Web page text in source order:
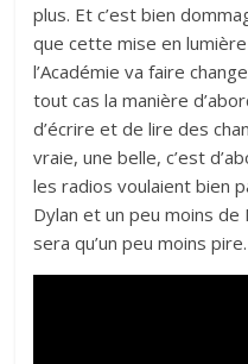
plus. Et c’est bien
que cette mise en
l’Académie va faire
tout cas la manière
d’écrire et de lire des
vraie, une belle, c’est
les radios voulaient bien
Dylan et un peu moins de
sera qu’un peu moins